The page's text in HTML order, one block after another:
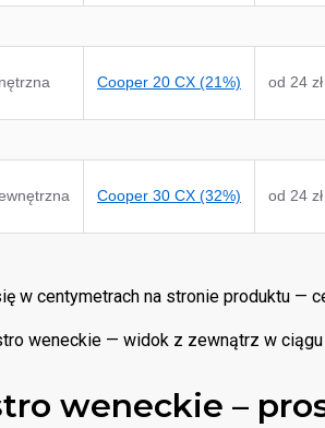
Cooper 20 CX (21%) od 24 zł
Cooper 30 CX (32%) od 24 zł
w centymetrach na stronie produktu —
weneckie –